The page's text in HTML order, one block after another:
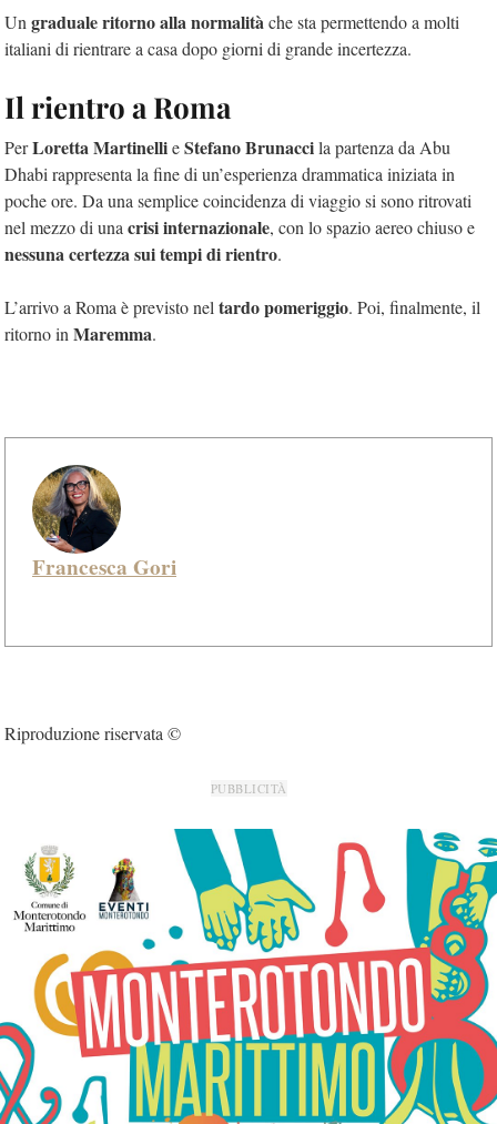
Un graduale ritorno alla normalitàche sta permettendo a molti
italiani di rientrare a casa dopo giorni di grande incertezza.
Il rientro a Roma
PerLoretta MartinellieStefano Brunaccila partenza da Abu
Dhabi rappresenta la fine di un’esperienza drammatica iniziata in
poche ore. Da una semplice coincidenza di viaggio si sono ritrovati
nel mezzo di una crisi internazionale, con lo spazio aereo chiuso e
nessuna certezza sui tempi di rientro.
L’arrivo a Roma è previsto nel tardo pomeriggio. Poi, finalmente, il
ritorno in Maremma.
Francesca Gori
Riproduzione riservata ©
PUBBLICITÀ